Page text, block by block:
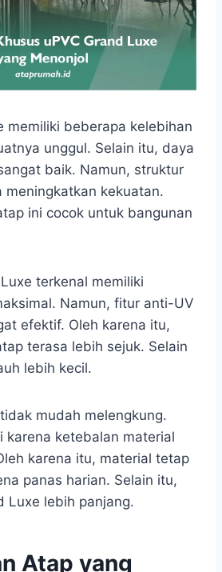
memiliki beberapa kelebihan
unggul. Selain itu, daya
baik. Namun, struktur
meningkatkan kekuatan.
ini cocok untuk bangunan
terkenal memiliki
Namun, fitur anti-UV
efektif. Oleh karena itu,
terasa lebih sejuk. Selain
lebih kecil.
mudah melengkung.
karena ketebalan material
karena itu, material tetap
panas harian. Selain itu,
Luxe lebih panjang.
Atap yang